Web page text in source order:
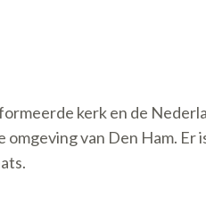
kerk en de
van Den Ham. Er